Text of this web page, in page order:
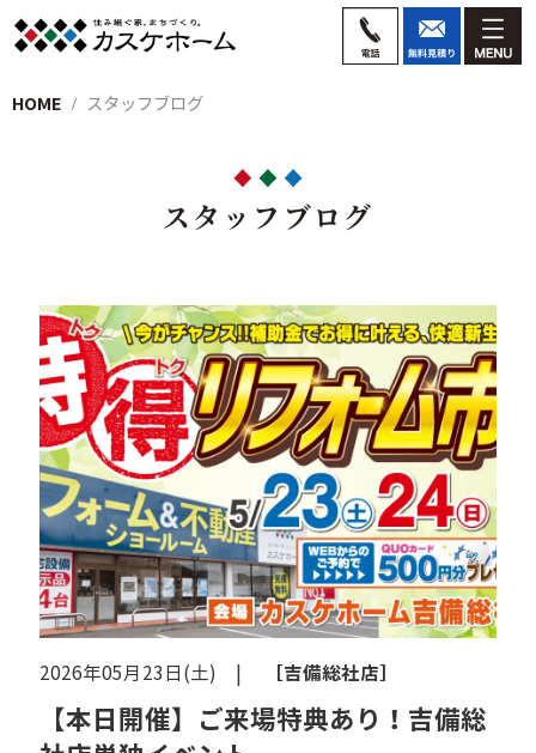
HOME スタッフブログ
スタッフブログ
2026年05月23日(土) | ［吉備総社店］
【本日開催】ご来場特典あり！吉備総